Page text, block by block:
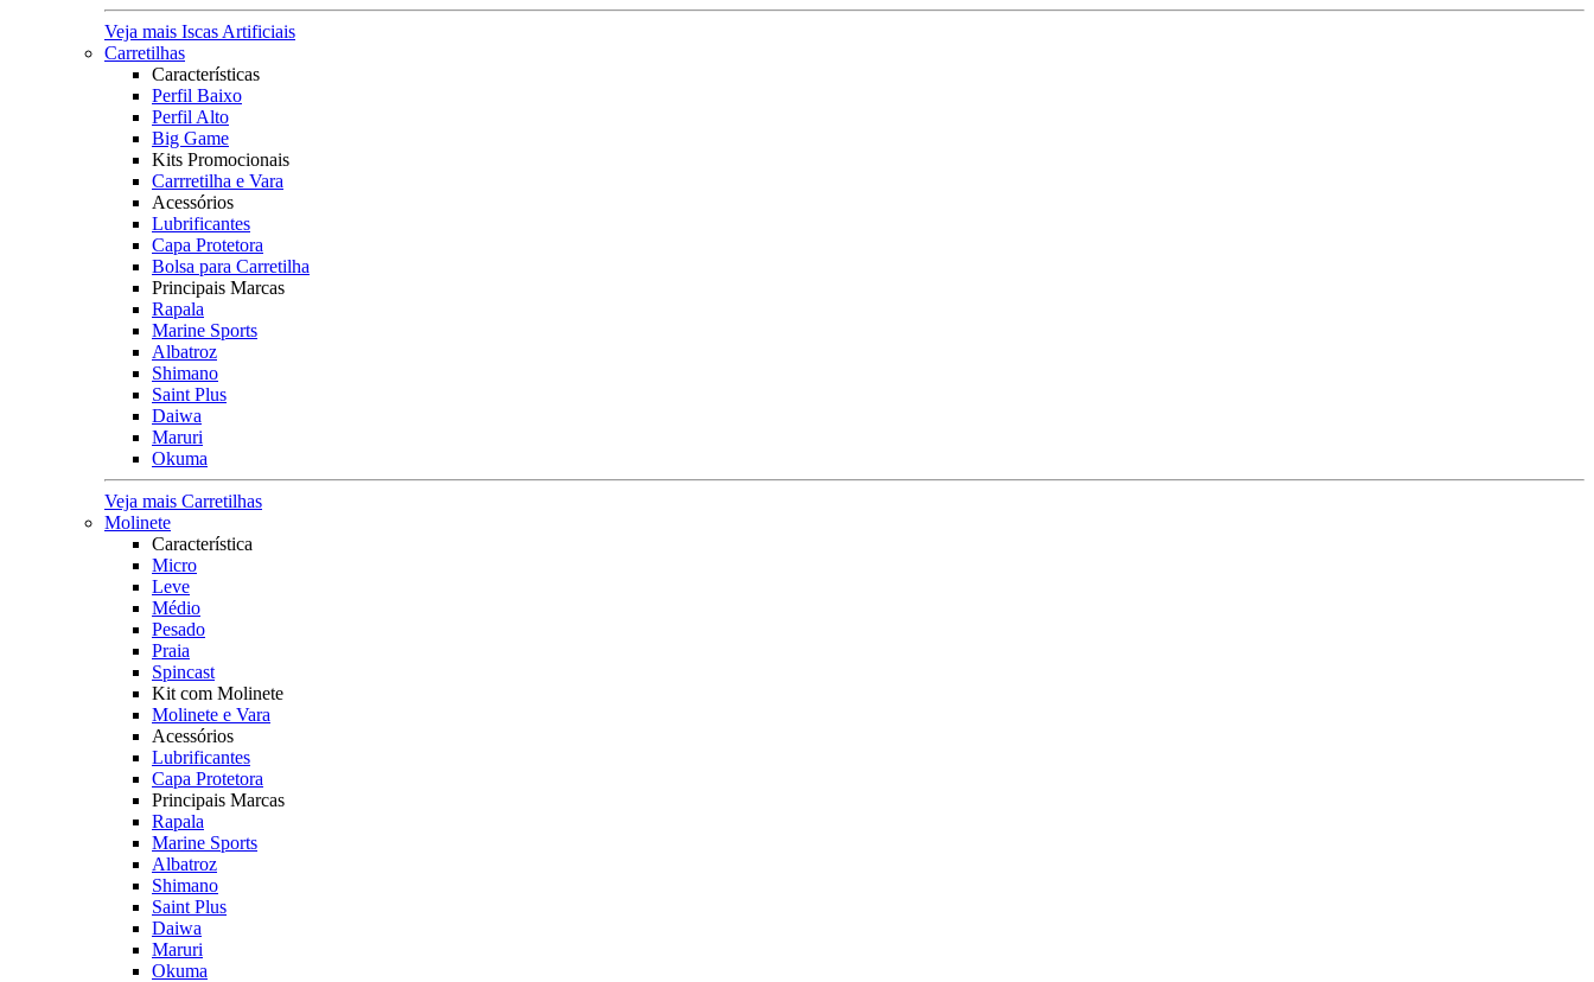
Veja mais Iscas Artificiais
Carretilhas
Características
Perfil Baixo
Perfil Alto
Big Game
Kits Promocionais
Carrretilha e Vara
Acessórios
Lubrificantes
Capa Protetora
Bolsa para Carretilha
Principais Marcas
Rapala
Marine Sports
Albatroz
Shimano
Saint Plus
Daiwa
Maruri
Okuma
Veja mais Carretilhas
Molinete
Característica
Micro
Leve
Médio
Pesado
Praia
Spincast
Kit com Molinete
Molinete e Vara
Acessórios
Lubrificantes
Capa Protetora
Principais Marcas
Rapala
Marine Sports
Albatroz
Shimano
Saint Plus
Daiwa
Maruri
Okuma